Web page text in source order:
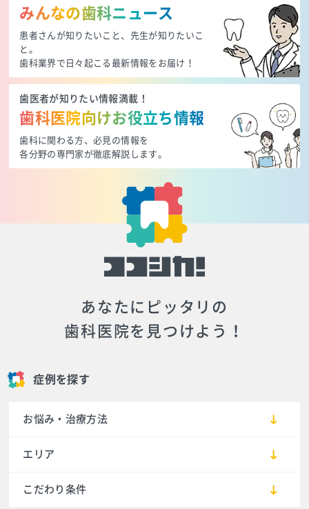
みんなの歯科ニュース
患者さんが知りたいこと、先生が知りたいこ
と。
歯科業界で日々起こる最新情報をお届け！
歯医者が知りたい情報満載！
歯科医院向けお役立ち情報
歯科に関わる方、必見の情報を
各分野の専門家が徹底解説します。
あなたにピッタリの
歯科医院を見つけよう！
症例を探す
お悩み・治療方法
エリア
こだわり条件